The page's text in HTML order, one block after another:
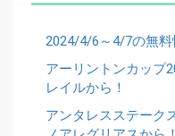
2024/4/6～4/7の無
アーリントンカップ
レイルから！
アンタレスステーク